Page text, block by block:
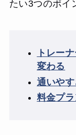
たい3つのポイ
トレー
変わる
通いや
料金プ